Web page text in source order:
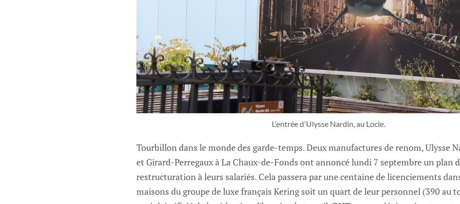
L'entrée d'Ulysse Nardin, au Locle.
Tourbillon dans le monde des garde-temps. Deux manufactures de renom, Ulysse
et Girard-Perregaux à La Chaux-de-Fonds ont annoncé lundi 7 septembre un plan
restructuration à leurs salariés. Cela passera par une centaine de licenciements
maisons du groupe de luxe français Kering soit un quart de leur personnel (390 au